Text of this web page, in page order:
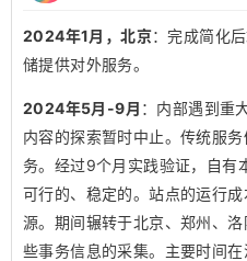
2024年1月，北京：完成简化
储提供对外服务。
2024年5月-9月 ：内部遇到重
内容的探索暂时中止。传统服
务。经过9个月实践验证，自有
可行的、稳定的。站点的运行
源。期间辗转于北京、郑州、
些事务信息的采集。主要时间在